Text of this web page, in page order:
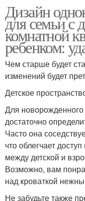
Дизайн
для семьи с
комнатной
ребенком:
Чем старше будет
изменений будет
Детское
Для новорожденного
достаточно
Часто она
что облегчает
между детской и
Возможно, вам
над кроваткой
Не забудьте также